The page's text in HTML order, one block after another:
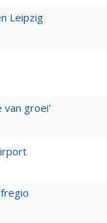
Leipzig
van groei'